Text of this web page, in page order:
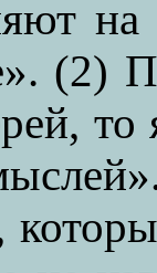
на
(2)